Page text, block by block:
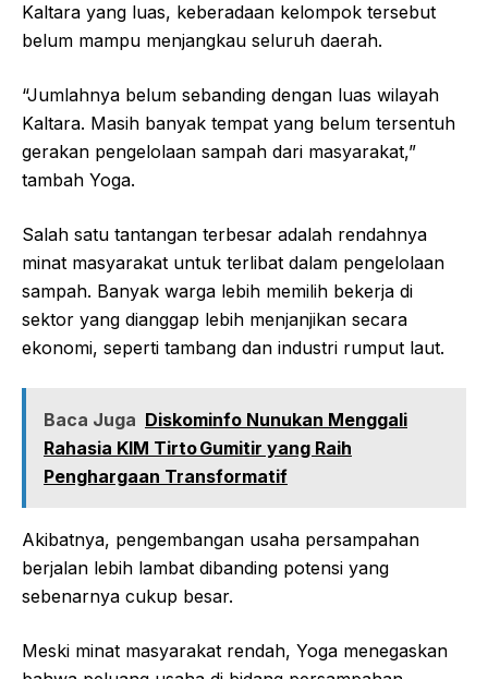
Kaltara yang luas, keberadaan kelompok tersebut
belum mampu menjangkau seluruh daerah.
“Jumlahnya belum sebanding dengan luas wilayah
Kaltara. Masih banyak tempat yang belum tersentuh
gerakan pengelolaan sampah dari masyarakat,”
tambah Yoga.
Salah satu tantangan terbesar adalah rendahnya
minat masyarakat untuk terlibat dalam pengelolaan
sampah. Banyak warga lebih memilih bekerja di
sektor yang dianggap lebih menjanjikan secara
ekonomi, seperti tambang dan industri rumput laut.
Baca Juga Diskominfo Nunukan Menggali
Rahasia KIM Tirto Gumitir yang Raih
Penghargaan Transformatif
Akibatnya, pengembangan usaha persampahan
berjalan lebih lambat dibanding potensi yang
sebenarnya cukup besar.
Meski minat masyarakat rendah, Yoga menegaskan